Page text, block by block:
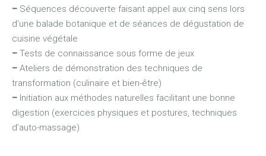
– Séquences découverte faisant appel aux cinq sens lors
d’une balade botanique et de séances de dégustation de
cuisine végétale
– Tests de connaissance sous forme de jeux
– Ateliers de démonstration des techniques de
transformation (culinaire et bien-être)
– Initiation aux méthodes naturelles facilitant une bonne
digestion (exercices physiques et postures, techniques
d’auto-massage)